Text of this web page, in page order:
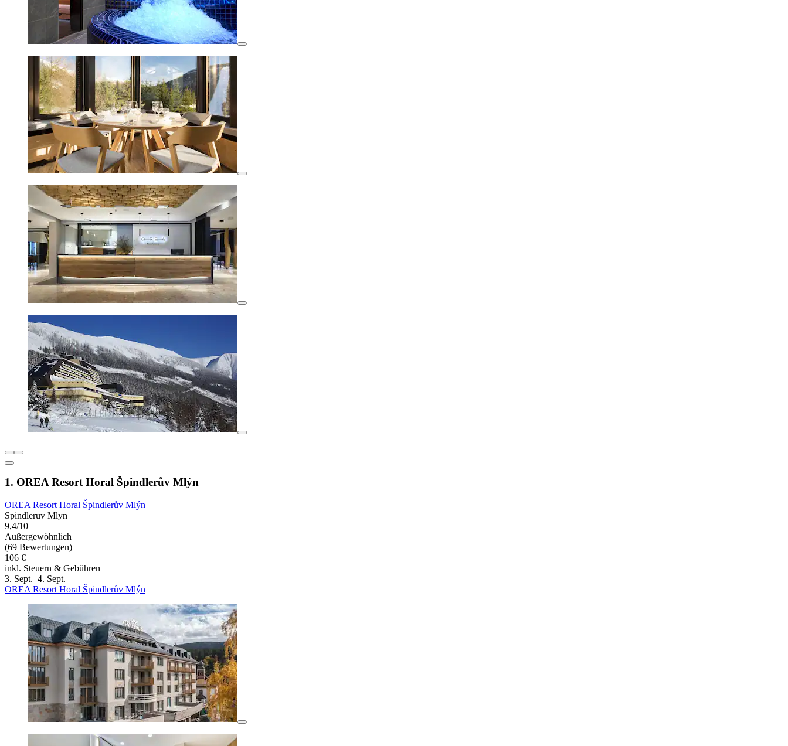
1. OREA Resort Horal Špindlerův Mlýn
OREA Resort Horal Špindlerův Mlýn
Spindleruv Mlyn
9,4/10
Außergewöhnlich
(69 Bewertungen)
106 €
inkl. Steuern & Gebühren
3. Sept.–4. Sept.
OREA Resort Horal Špindlerův Mlýn